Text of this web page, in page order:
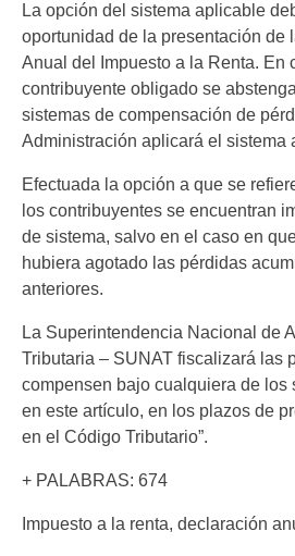
La opción del sistema aplicable
oportunidad de la presentación de
Anual del Impuesto a la Renta. En
contribuyente obligado se
sistemas de compensación de
Administración aplicará el sistema
Efectuada la opción a que se
los contribuyentes se encuentran
de sistema, salvo en el caso en
hubiera agotado las pérdidas
anteriores.
La Superintendencia Nacional de
Tributaria – SUNAT fiscalizará las
compensen bajo cualquiera de los
en este artículo, en los plazos de
en el Código Tributario”.
+ PALABRAS: 674
Impuesto a la renta, declaración